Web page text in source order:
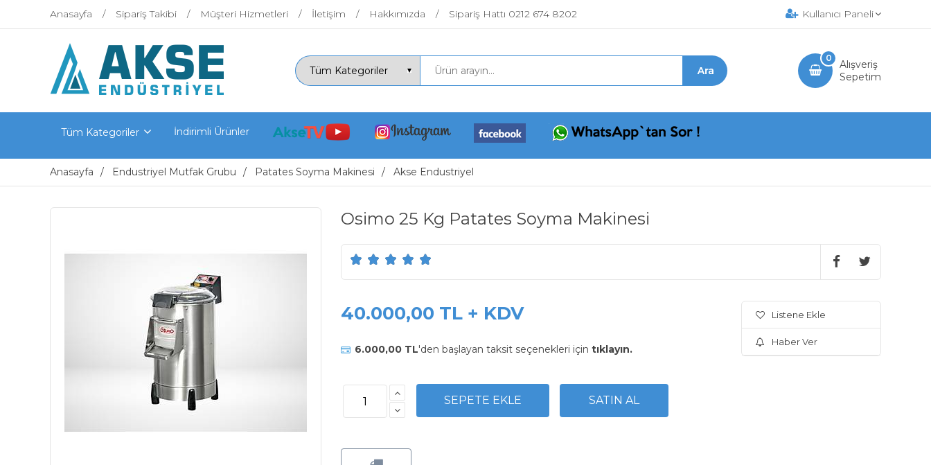
Anasayfa Sipariş Takibi Müşteri Hizmetleri İletişim Hakkımızda Sipariş Hattı 0212 674 8202 Kullanıcı Paneli
Alışveriş
Sepetim
0
Tüm Kategoriler İndirimli Ürünler
Anasayfa Endustriyel Mutfak Grubu Patates Soyma Makinesi Akse Endustriyel
Osimo 25 Kg Patates Soyma Makinesi
40.000,00 TL + KDV
6.000,00 TL'den başlayan taksit seçenekleri için tıklayın.
Listene Ekle
Haber Ver